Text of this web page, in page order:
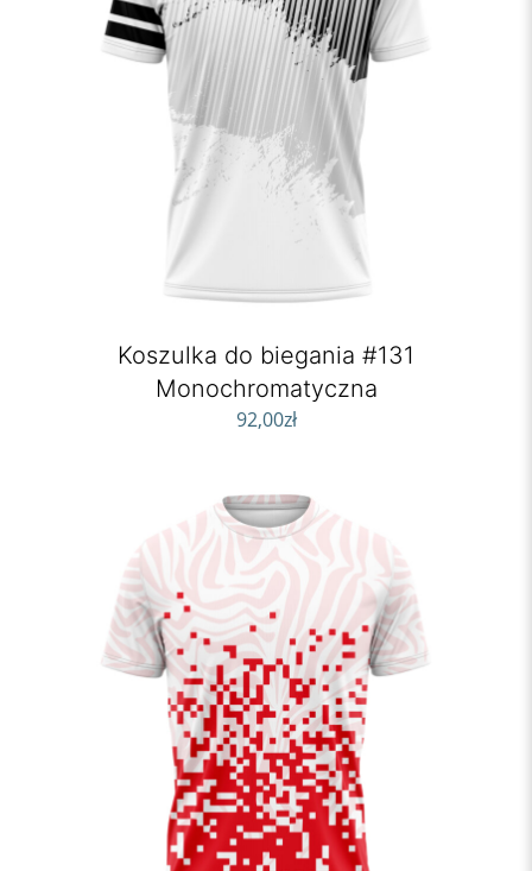
Koszulka do biegania #131
Monochromatyczna
92,00zł